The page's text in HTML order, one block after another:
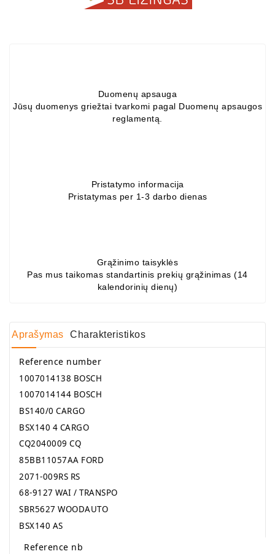
Duomenų apsauga
Jūsų duomenys griežtai tvarkomi pagal Duomenų apsaugos
reglamentą.
Pristatymo informacija
Pristatymas per 1-3 darbo dienas
Grąžinimo taisyklės
Pas mus taikomas standartinis prekių grąžinimas (14
kalendorinių dienų)
Aprašymas Charakteristikos
Reference number
1007014138 BOSCH
1007014144 BOSCH
BS140/0 CARGO
BSX140 4 CARGO
CQ2040009 CQ
85BB11057AA FORD
2071-009RS RS
68-9127 WAI / TRANSPO
SBR5627 WOODAUTO
BSX140 AS
Reference nb